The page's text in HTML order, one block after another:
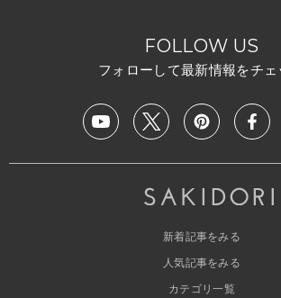
FOLLOW US
フォローして最新情報をチェ
新着記事をみる
人気記事をみる
カテゴリ一覧